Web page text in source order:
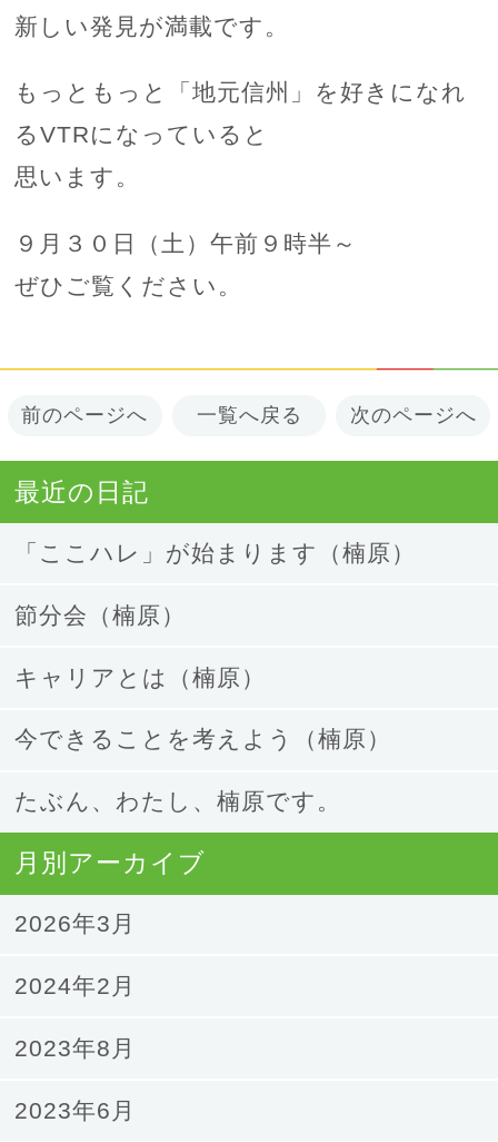
新しい発見が満載です。
もっともっと「地元信州」を好きになれ
るVTRになっていると
思います。
９月３０日（土）午前９時半～
ぜひご覧ください。
前のページへ 一覧へ戻る 次のページへ
最近の日記
「ここハレ」が始まります（楠原）
節分会（楠原）
キャリアとは（楠原）
今できることを考えよう（楠原）
たぶん、わたし、楠原です。
月別アーカイブ
2026年3月
2024年2月
2023年8月
2023年6月